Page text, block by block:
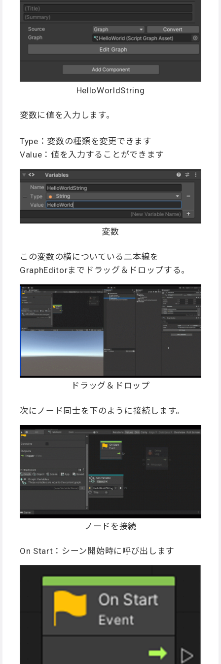
HelloWorldString
変数に値を入力します。
Type：変数の種類を変更できます
Value：値を入力することができます
変数
この変数の横についている二本線を
GraphEditorまでドラッグ＆ドロップする。
ドラッグ＆ドロップ
次にノード同士を下のように接続します。
ノードを接続
On Start：シーン開始時に呼び出します